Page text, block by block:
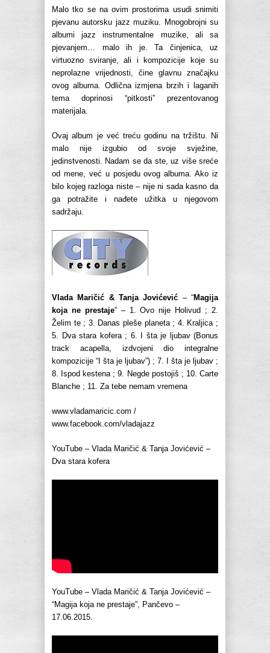
Malo tko se na ovim prostorima usudi snimiti
pjevanu autorsku jazz muziku. Mnogobrojni su
albumi jazz instrumentalne muzike, ali sa
pjevanjem… malo ih je. Ta činjenica, uz
virtuozno sviranje, ali i kompozicije koje su
neprolazne vrijednosti, čine glavnu značajku
ovog albuma. Odlična izmjena brzih i laganih
tema doprinosi “pitkosti” prezentovanog
materijala.
Ovaj album je već treću godinu na tržištu. Ni
malo nije izgubio od svoje svježine,
jedinstvenosti. Nadam se da ste, uz više sreće
od mene, već u posjedu ovog albuma. Ako iz
bilo kojeg razloga niste – nije ni sada kasno da
ga potražite i nađete užitka u njegovom
sadržaju.
Vlada Maričić & Tanja Jovićević – “Magija
koja ne prestaje” – 1. Ovo nije Holivud ; 2.
Želim te ; 3. Danas pleše planeta ; 4. Kraljica ;
5. Dva stara kofera ; 6. I šta je ljubav (Bonus
track acapella, izdvojeni dio integralne
kompozicije “I šta je ljubav”) ; 7. I šta je ljubav ;
8. Ispod kestena ; 9. Negde postojiš ; 10. Carte
Blanche ; 11. Za tebe nemam vremena
www.vladamaricic.com /
www.facebook.com/vladajazz
YouTube – Vlada Maričić & Tanja Jovićević –
Dva stara kofera
YouTube – Vlada Maričić & Tanja Jovićević –
“Magija koja ne prestaje”, Pančevo –
17.06.2015.